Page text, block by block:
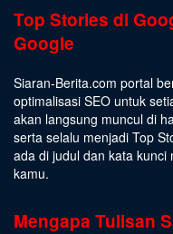
Top Stories di
Google
Siaran-Berita.com portal
optimalisasi SEO untuk
akan langsung muncul di
serta selalu menjadi Top
ada di judul dan kata kunci
kamu.
Mengapa Tulisan